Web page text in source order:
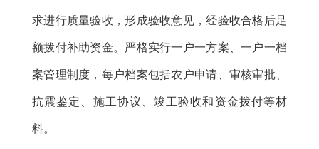
求进行质量验收，形成验收意见，经验收合格后足
额拨付补助资金。严格实行一户一方案、一户一档
案管理制度，每户档案包括农户申请、审核审批、
抗震鉴定、施工协议、竣工验收和资金拨付等材
料。